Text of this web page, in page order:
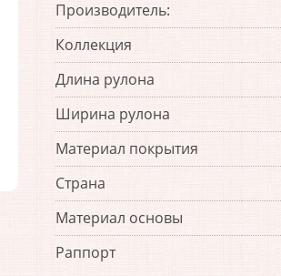
Производитель:
Коллекция
Длина рулона
Ширина рулона
Материал покрытия
Страна
Материал основы
Раппорт